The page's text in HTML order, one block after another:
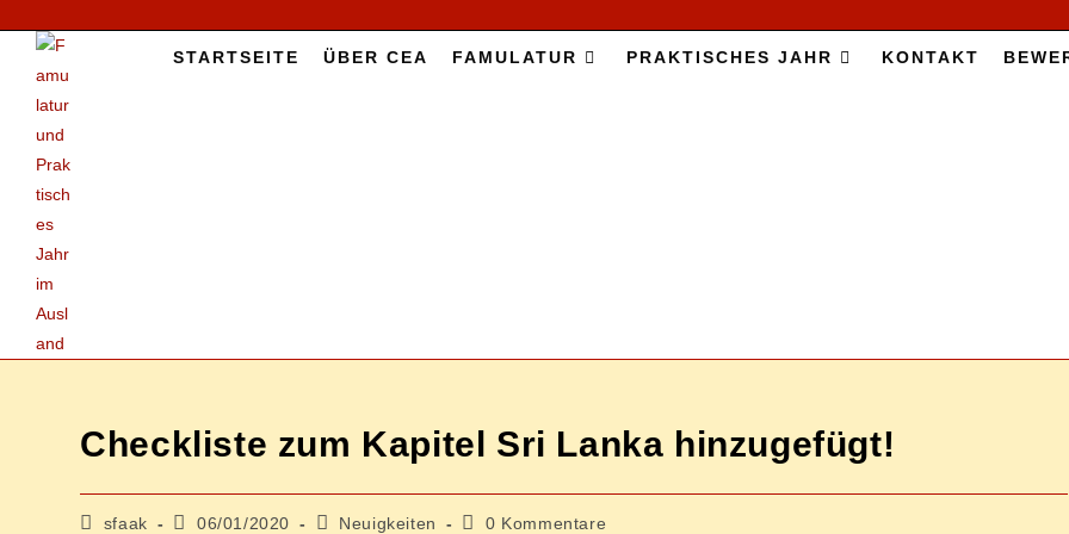
Inhalt
springen
START­SEI­TE ÜBER CEA FAMU­LA­TUR PRAK­TI­SCHES JAHR KON­TAKT
Check­lis­te zum Ka­pi­tel Sri Lan­ka hinzugefügt!
Beitrags-
sfaak
Beitrag
06/01/2020
Beitrags-
Neuigkeiten
Beitrags-
0 Kommentare